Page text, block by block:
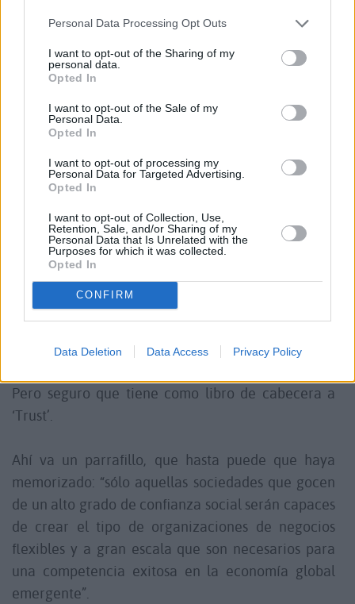
Personal Data Processing Opt Outs
I want to opt-out of the Sharing of my
personal data.
Opted In
I want to opt-out of the Sale of my
Personal Data.
Opted In
I want to opt-out of processing my
Personal Data for Targeted Advertising.
Opted In
I want to opt-out of Collection, Use,
Retention, Sale, and/or Sharing of my
Personal Data that Is Unrelated with the
Purposes for which it was collected.
Opted In
CONFIRM
Data Deletion Data Access Privacy Policy
Ambiente, entre otras cuestiones importantes para
¿ Esperan? Repito. ¿Esperan? Pregunto. ¿Es que no
han leído el PIOF? Y me sorprendo. ¿Lo han leído?
¿Qué esperan entonces?
¡Un, dos, un dos, un, dos!
¡Rápido, rápido!
Ya no puede pasar más tiempo...
Por descontado que Alejandro Jorge conoce a
Fukuyama. Probablemente sus notas de prensa se
hayan inspirado en ‘El Fin de la Historia’.
Pero seguro que tiene como libro de cabecera a
‘Trust’.
Ahí va un parrafillo, que hasta puede que haya
memorizado: “sólo aquellas sociedades que gocen
de un alto grado de confianza social serán capaces
de crear el tipo de organizaciones de negocios
flexibles y a gran escala que son necesarios para
una competencia exitosa en la economía global
emergente”.